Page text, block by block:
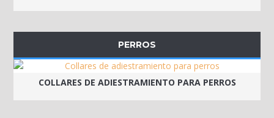
PERROS
COLLARES DE ADIESTRAMIENTO PARA PERROS